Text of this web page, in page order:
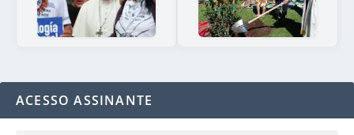
ACESSO ASSINANTE